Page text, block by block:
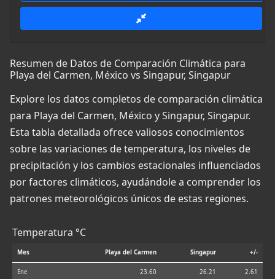
Resumen de Datos de Comparación Climática para
Playa del Carmen, México vs Singapur, Singapur
Explore los datos completos de comparación climática
para Playa del Carmen, México y Singapur, Singapur.
Esta tabla detallada ofrece valiosos conocimientos
sobre las variaciones de temperatura, los niveles de
precipitación y los cambios estacionales influenciados
por factores climáticos, ayudándole a comprender los
patrones meteorológicos únicos de estas regiones.
Temperatura °C
Mes Playa del Carmen Singapur +/-
Ene 23.60 26.21 2.61